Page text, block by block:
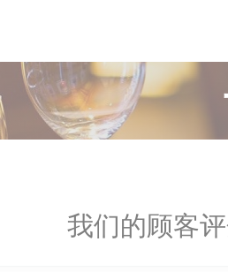
我们的顾客